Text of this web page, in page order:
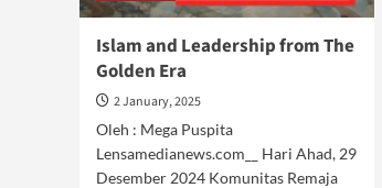
Islam and Leadership from The
Golden Era
2 January, 2025
Oleh : Mega Puspita
Lensamedianews.com__ Hari Ahad, 29
Desember 2024 Komunitas Remaja